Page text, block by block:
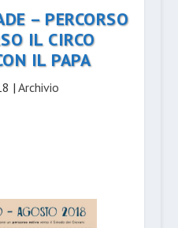
– PERCORSO
IL CIRCO
IL PAPA
|Archivio